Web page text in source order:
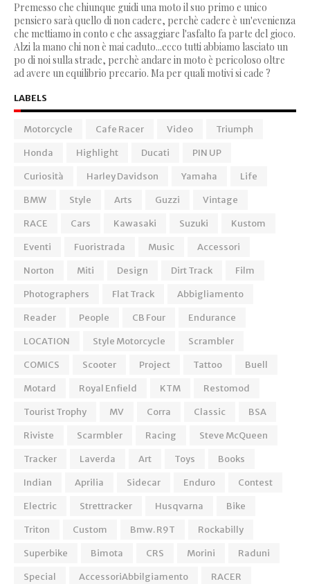
Premesso che chiunque guidi una moto il suo primo e unico
pensiero sarà quello di non cadere, perchè cadere è un'evenienza
che mettiamo in conto e che assaggiare l'asfalto fa parte del gioco.
Alzi la mano chi non è mai caduto...ecco tutti abbiamo lasciato un
po di noi sulla strade, perchè andare in moto è pericoloso oltre
ad avere un equilibrio precario. Ma per quali motivi si cade ?
LABELS
Motorcycle Cafe Racer Video
Triumph
Honda
Highlight Ducati
PIN UP
Curiosità
Harley Davidson Yamaha
Life
BMW
Style Arts Guzzi
Vintage
RACE
Cars Kawasaki Suzuki
Kustom
Eventi
Fuoristrada Music
Accessori
Norton
Miti Design Dirt Track
Film
Photographers
Flat Track
Abbigliamento
Reader
People CB Four
Endurance
LOCATION
Style Motorcycle
Scrambler
COMICS
Scooter Project Tattoo
Buell
Motard
Royal Enfield KTM
Restomod
Tourist Trophy
MV Corra Classic
BSA
Riviste
Scarmbler Racing
Steve McQueen
Tracker
Laverda Art Toys
Books
Indian
Aprilia Sidecar Enduro
Contest
Electric
Strettracker Husqvarna
Bike
Triton
Custom Bmw. R9T
Rockabilly
Superbike
Bimota CRS Morini
Raduni
Special
AccessoriAbbilgiamento
RACER